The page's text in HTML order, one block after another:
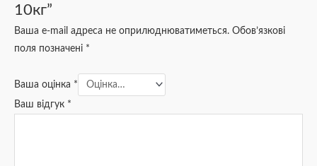
10кг”
Ваша e-mail адреса не оприлюднюватиметься. Обов’язкові
поля позначені *
Ваша оцінка *
Ваш відгук *